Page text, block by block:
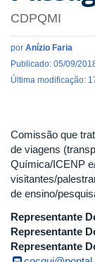
CDPQMI
por Anízio Faria
Publicado: 05/09/
Última modificação:
Comissão que
de viagens
Química/ICENP
visitantes/
de ensino/
Representante
Representante
Representante